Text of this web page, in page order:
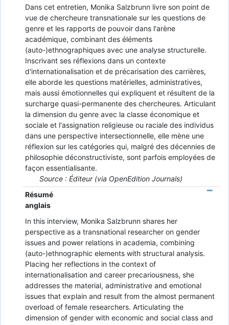
Dans cet entretien, Monika Salzbrunn livre son point de
vue de chercheure transnationale sur les questions de
genre et les rapports de pouvoir dans l'arène
académique, combinant des éléments
(auto-)ethnographiques avec une analyse structurelle.
Inscrivant ses réflexions dans un contexte
d'internationalisation et de précarisation des carrières,
elle aborde les questions matérielles, administratives,
mais aussi émotionnelles qui expliquent et résultent de la
surcharge quasi-permanente des chercheures. Articulant
la dimension du genre avec la classe économique et
sociale et l'assignation religieuse ou raciale des individus
dans une perspective intersectionnelle, elle mène une
réflexion sur les catégories qui, malgré des décennies de
philosophie déconstructiviste, sont parfois employées de
façon essentialisante.
Source : Éditeur (via OpenEdition Journals)
Résumé
anglais
In this interview, Monika Salzbrunn shares her
perspective as a transnational researcher on gender
issues and power relations in academia, combining
(auto-)ethnographic elements with structural analysis.
Placing her reflections in the context of
internationalisation and career precariousness, she
addresses the material, administrative and emotional
issues that explain and result from the almost permanent
overload of female researchers. Articulating the
dimension of gender with economic and social class and